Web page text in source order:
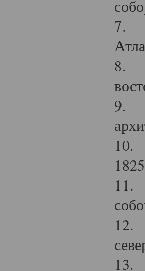
7.
8.
9.
10.
11.
12.
13.